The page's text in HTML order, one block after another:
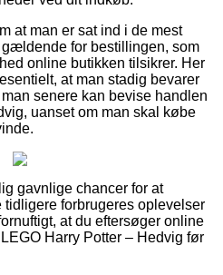
at man er sat ind i de mest
for bestillingen, som
online butikken tilsikrer. Her
at man stadig bevarer
senere kan bevise handlen
uanset om man skal købe
gavnlige chancer for at
forbrugeres oplevelser
at du eftersøger online
Harry Potter – Hedvig før